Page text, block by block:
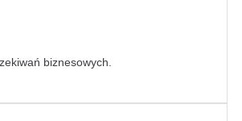
biznesowych.